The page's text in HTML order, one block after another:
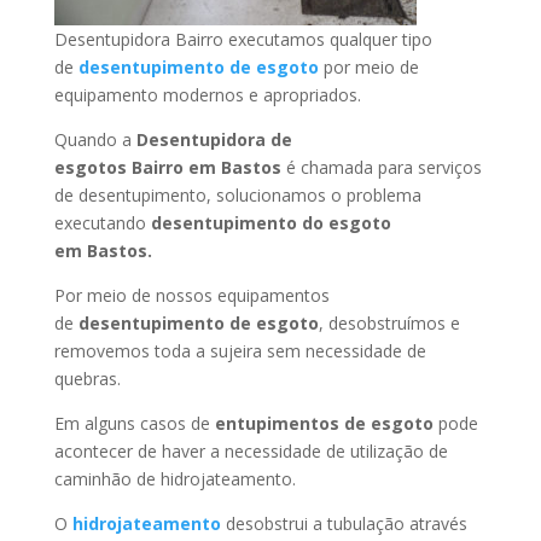
Desentupidora Bairro executamos qualquer tipo
de desentupimento de esgoto por meio de
equipamento modernos e apropriados.
Quando a Desentupidora de
esgotos Bairro em Bastos é chamada para serviços
de desentupimento, solucionamos o problema
executando desentupimento do esgoto
em Bastos.
Por meio de nossos equipamentos
de desentupimento de esgoto, desobstruímos e
removemos toda a sujeira sem necessidade de
quebras.
Em alguns casos de entupimentos de esgoto pode
acontecer de haver a necessidade de utilização de
caminhão de hidrojateamento.
O hidrojateamento desobstrui a tubulação através